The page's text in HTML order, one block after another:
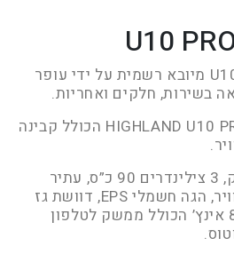
U10
דגם U10 PRO HIGHLAND מיובא רשמית על ידי עופר
בשירות, חלקים ואחריות.
חדש! טרקטור משא HIGHLAND U10 PRO הכולל קבינה
✅ מנוע בנפח 998 סמ”ק, 3 צילינדרים 90 כ”ס, עתיר
מומנט, מערכת מיזוג אוויר, הגה חשמלי EPS, דוושת גז
אלקטרונית , מסך מגע 8 אינץ’ הכולל ממשק לטלפון